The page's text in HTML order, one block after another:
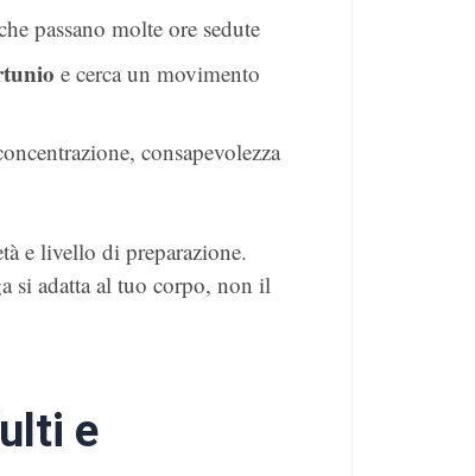
passano molte ore sedute
e cerca un movimento
consapevolezza
e livello di preparazione.
si adatta al tuo corpo, non il
e